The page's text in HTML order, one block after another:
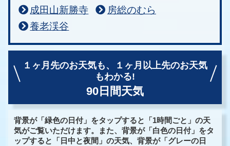
成田山新勝寺
房総のむら
養老渓谷
１ヶ月先のお天気も、
１ヶ月以上先のお天気
もわかる!
90日間天気
背景が「緑色の日付」をタップすると「1時間ごと」の天
気がご覧いただけます。また、背景が「白色の日付」をタ
ップすると「日中と夜間」の天気、背景が「グレーの日